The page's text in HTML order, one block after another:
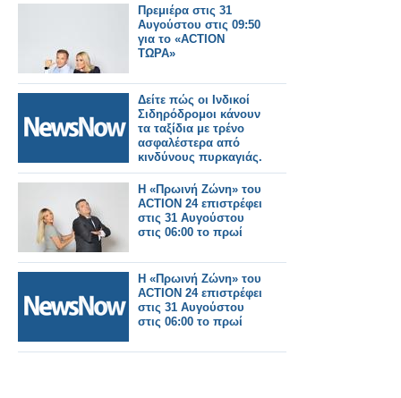
Πρεμιέρα στις 31
Αυγούστου στις 09:50
για το «ACTION
ΤΩΡΑ»
Δείτε πώς οι Ινδικοί
Σιδηρόδρομοι κάνουν
τα ταξίδια με τρένο
ασφαλέστερα από
κινδύνους πυρκαγιάς.
Η «Πρωινή Ζώνη» του
ACTION 24 επιστρέφει
στις 31 Αυγούστου
στις 06:00 το πρωί
Η «Πρωινή Ζώνη» του
ACTION 24 επιστρέφει
στις 31 Αυγούστου
στις 06:00 το πρωί